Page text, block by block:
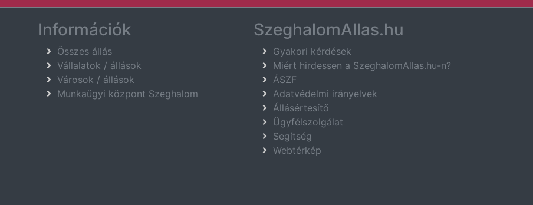
Információk
Összes állás
Vállalatok / állások
Városok / állások
Munkaügyi központ Szeghalom
SzeghalomAllas.hu
Gyakori kérdések
Miért hirdessen a SzeghalomAllas.hu-n?
ÁSZF
Adatvédelmi irányelvek
Állásértesítő
Ügyfélszolgálat
Segítség
Webtérkép